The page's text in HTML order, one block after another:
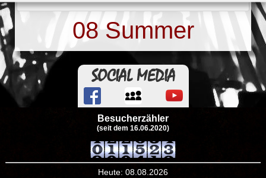
08 Summer
SOCIAL MEDIA
Besucherzähler
(seit dem 16.06.2020)
Heute: 08.08.2026